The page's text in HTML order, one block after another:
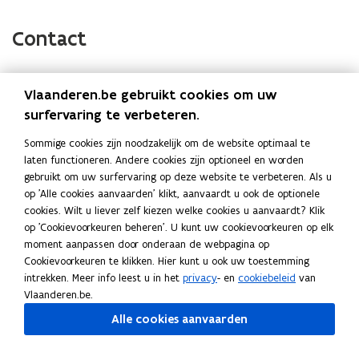
c
e
b
k
e
o
p
e
n
t
i
n
n
i
i
e
i
n
k
n
a
a
r
k
l
Contact
(Scroll
links)
(Scroll
rechts)Onderwerp
Algemene en inhoudelijke vragen
(over uw dossier, beslissingen,
procedures, voorwaarden,..)
Contacteer de
bevoegde overheid
Problemen metaanmelden
Bel gratis naar 1700
(elke werkdag van 9
tot 19u)
Technische of praktische problemen
bij het gebruik van het
Omgevingsloket
Tel: 078/78.78.54
Mail:
ergunning@vlaandere
n.be
o
p
e
Vlaanderen.be gebruikt cookies om uw
surfervaring te verbeteren.
Sommige cookies zijn noodzakelijk om de website optimaal te
laten functioneren. Andere cookies zijn optioneel en worden
gebruikt om uw surfervaring op deze website te verbeteren. Als u
op 'Alle cookies aanvaarden' klikt, aanvaardt u ook de optionele
cookies. Wilt u liever zelf kiezen welke cookies u aanvaardt? Klik
op 'Cookievoorkeuren beheren'. U kunt uw cookievoorkeuren op elk
moment aanpassen door onderaan de webpagina op
Cookievoorkeuren te klikken. Hier kunt u ook uw toestemming
intrekken. Meer info leest u in het privacy- en cookiebeleid van
Vlaanderen.be.
Alle cookies aanvaarden